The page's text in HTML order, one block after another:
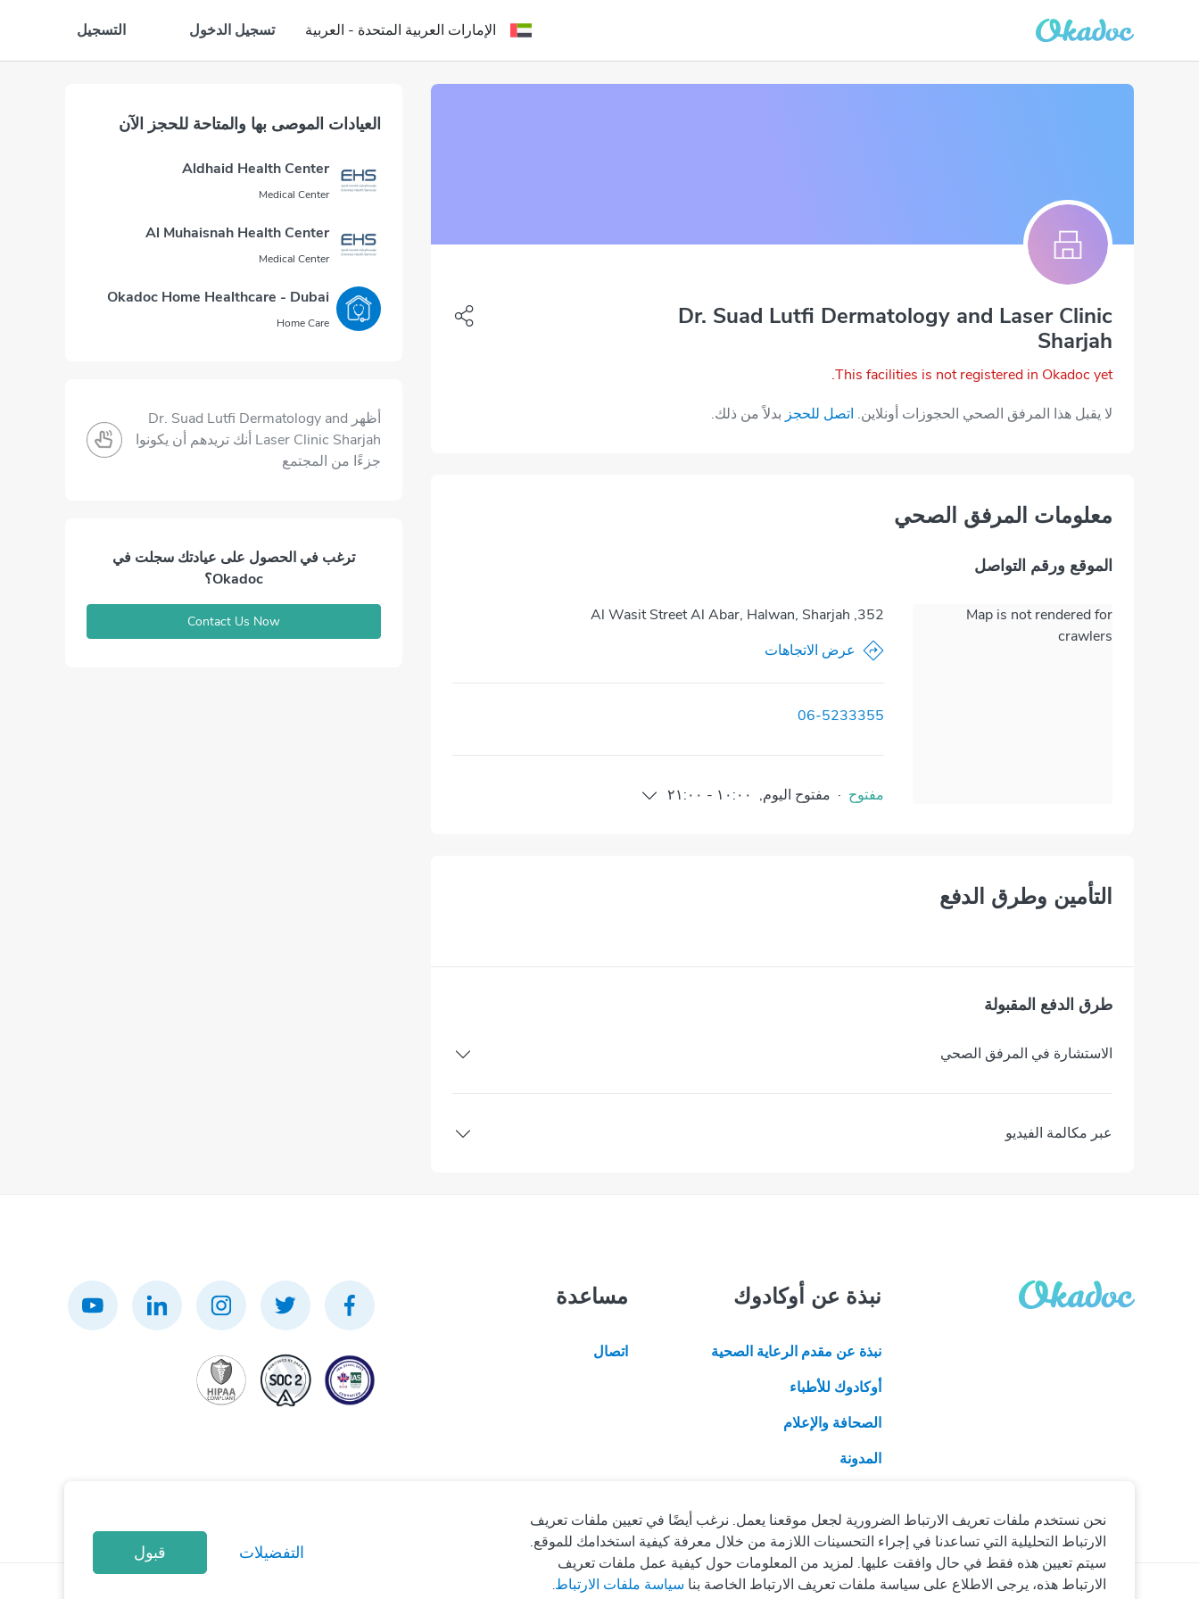
الإمارات العربية المتحدة - العربية تسجيل الدخول التسجيل
Dr. Suad Lutfi Dermatology and Laser Clinic
Sharjah
This facilities is not registered in Okadoc yet.
لا يقبل هذا المرفق الصحي الحجوزات أونلاين. اتصل للحجز بدلاً من ذلك.
معلومات المرفق الصحي
الموقع ورقم التواصل
Map is not rendered for
crawlers
352, Al Wasit Street Al Abar, Halwan, Sharjah
عرض الاتجاهات
06-5233355
مفتوح · مفتوح اليوم, ١٠:٠٠ - ٢١:٠٠
التأمين وطرق الدفع
طرق الدفع المقبولة
الاستشارة في المرفق الصحي
عبر مكالمة الفيديو
العيادات الموصى بها والمتاحة للحجز الآن
Aldhaid Health Center
Medical Center
Al Muhaisnah Health Center
Medical Center
Okadoc Home Healthcare - Dubai
Home Care
أظهر Dr. Suad Lutfi Dermatology and
Laser Clinic Sharjah أنك تريدهم أن يكونوا
جزءًا من المجتمع
ترغب في الحصول على عيادتك سجلت في
Okadoc؟
Contact Us Now
نبذة عن أوكادوك
نبذة عن مقدم الرعاية الصحية
أوكادوك للأطباء
الصحافة والإعلام
المدونة
مساعدة
اتصال
نحن نستخدم ملفات تعريف الارتباط الضرورية لجعل موقعنا يعمل. نرغب أيضًا في تعيين ملفات تعريف
الارتباط التحليلية التي تساعدنا في إجراء التحسينات اللازمة من خلال معرفة كيفية استخدامك للموقع.
سيتم تعيين هذه فقط في حال وافقت عليها. لمزيد من المعلومات حول كيفية عمل ملفات تعريف
الارتباط هذه، يرجى الاطلاع على سياسة ملفات تعريف الارتباط الخاصة بنا سياسة ملفات الارتباط.
التفضيلات قبول